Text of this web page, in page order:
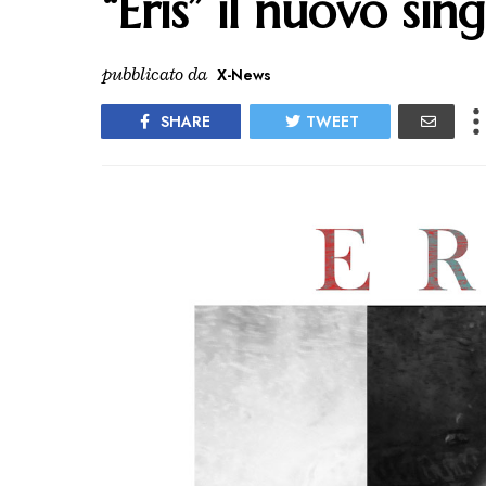
pubblicato da X-News
SHARE TWEET